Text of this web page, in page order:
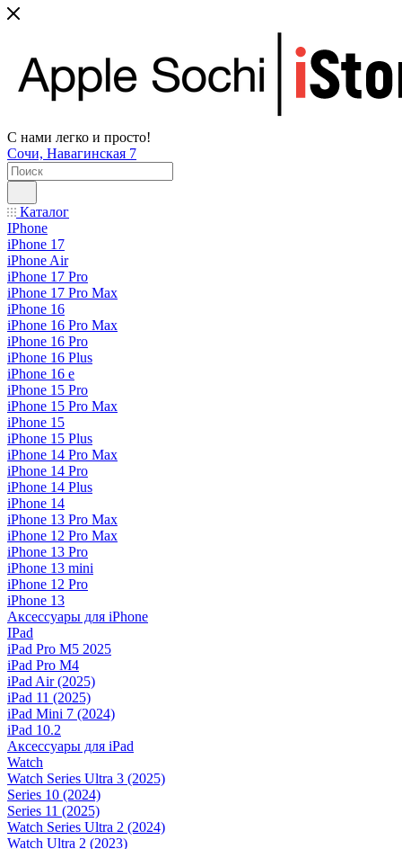
С нами легко и просто!
Сочи, Навагинская 7
Каталог
IPhone
iPhone 17
iPhone Air
iPhone 17 Pro
iPhone 17 Pro Max
iPhone 16
iPhone 16 Pro Max
iPhone 16 Pro
iPhone 16 Plus
iPhone 16 e
iPhone 15 Pro
iPhone 15 Pro Max
iPhone 15
iPhone 15 Plus
iPhone 14 Pro Max
iPhone 14 Pro
iPhone 14 Plus
iPhone 14
iPhone 13 Pro Max
iPhone 12 Pro Max
iPhone 13 Pro
iPhone 13 mini
iPhone 12 Pro
iPhone 13
Аксессуары для iPhone
IPad
iPad Pro M5 2025
iPad Pro M4
iPad Air (2025)
iPad 11 (2025)
iPad Mini 7 (2024)
iPad 10.2
Аксессуары для iPad
Watch
Watch Series Ultra 3 (2025)
Series 10 (2024)
Series 11 (2025)
Watch Series Ultra 2 (2024)
Watch Ultra 2 (2023)